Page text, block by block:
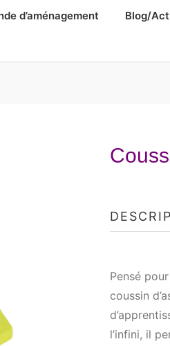
d’aménagement Blog/
Pensé
coussin
l’infini, il